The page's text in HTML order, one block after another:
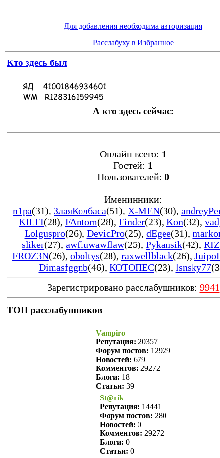
Для добавления необходима авторизация
Расслабуху в Избранное
Кто здесь был
А кто здесь сейчас:
Онлайн всего: 1
Гостей: 1
Пользователей: 0
Именинники:
n1pa(31), ЗлаяКолбаса(51), X-MEN(30),
KILFI(28), FAntom(28), Finder(23), Kon(32),
Lolguspro(26), DevidPro(25), dEgee(31),
sliker(27), awfluwawflaw(25), Pykansik(42),
FROZ3N(26), oboltys(28), raxwellblack(26),
Dimasfggnb(46), КОТОПЕС(23), lsnsky77
Зарегистрировано расслабушников: 9941
ТОП расслабушников
Vampiro
Репутация: 20357
Форум постов: 12929
Новостей: 679
Комментов: 29272
Блоги: 18
Статьи: 39
St@rik
Репутация: 14441
Форум постов: 280
Новостей: 0
Комментов: 29272
Блоги: 0
Статьи: 0